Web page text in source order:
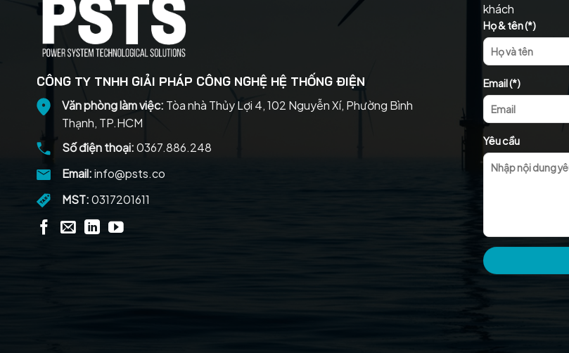
CÔNG TY TNHH GIẢI PHÁP CÔNG NGHỆ HỆ THỐNG ĐIỆN
Văn phòng làm việc: Tòa nhà Thủy Lợi 4, 102 Nguyễn Xí, Phường Bình
Thạnh, TP.HCM
Số điện thoại:0367.886.248
Email:info@psts.co
MST:0317201611
khách
Họ & tên (*)
Email (*)
Yêu cầu